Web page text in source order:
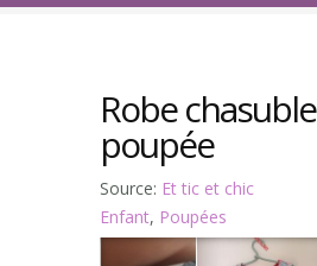
Robe
poupée
Source: Et tic et chic
Enfant, Poupées